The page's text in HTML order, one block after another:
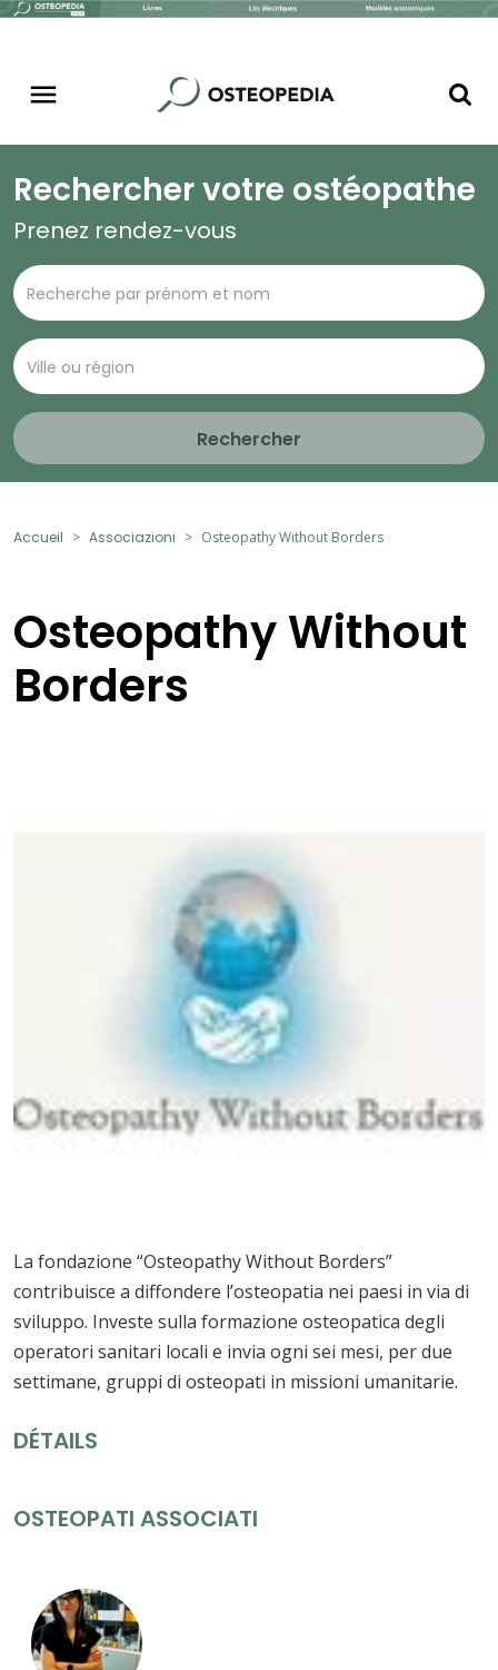
Rechercher votre ostéopathe
Prenez rendez-vous
Rechercher
Accueil Associazioni Osteopathy Without Borders
Osteopathy Without
Borders
La fondazione “Osteopathy Without Borders”
contribuisce a diffondere l’osteopatia nei paesi in via di
sviluppo. Investe sulla formazione osteopatica degli
operatori sanitari locali e invia ogni sei mesi, per due
settimane, gruppi di osteopati in missioni umanitarie.
DÉTAILS
OSTEOPATI ASSOCIATI